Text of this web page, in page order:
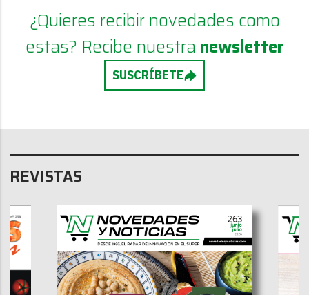
¿Quieres recibir novedades como
estas? Recibe nuestra newsletter
SUSCRÍBETE
REVISTAS